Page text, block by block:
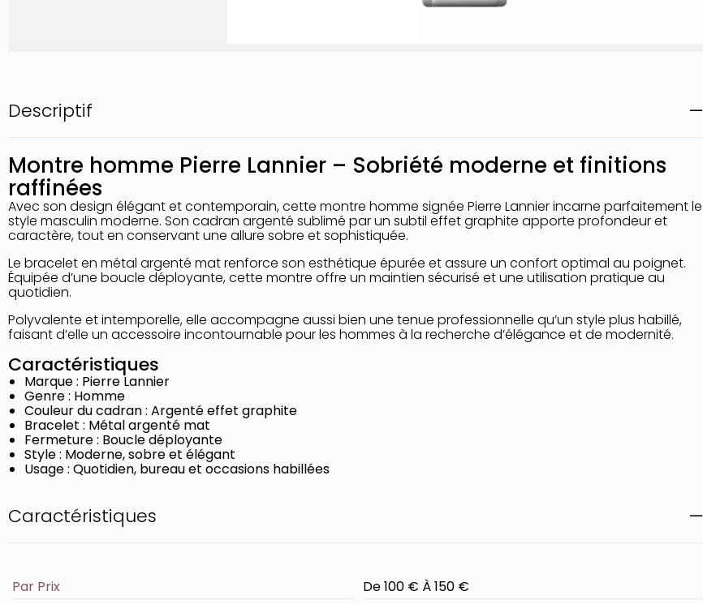
Descriptif
Montre homme Pierre Lannier – Sobriété moderne et finitions
raffinées
Avec son design élégant et contemporain, cette montre homme signée Pierre Lannierincarne parfaitement le
style masculin moderne. Son cadran argenté sublimé par un subtil effet graphite apporte profondeur et
caractère, tout en conservant une allure sobre et sophistiquée.
Le bracelet en métal argenté mat renforce son esthétique épurée et assure un confort optimal au poignet.
Équipée d’une boucle déployante, cette montre offre un maintien sécurisé et une utilisation pratique au
quotidien.
Polyvalente et intemporelle, elle accompagne aussi bien une tenue professionnelle qu’un style plus habillé,
faisant d’elle un accessoire incontournable pour les hommes à la recherche d’élégance et de modernité.
Caractéristiques
Marque : Pierre Lannier
Genre : Homme
Couleur du cadran : Argenté effet graphite
Bracelet : Métal argenté mat
Fermeture : Boucle déployante
Style : Moderne, sobre et élégant
Usage : Quotidien, bureau et occasions habillées
Caractéristiques
Par Prix
De 100 € À 150 €